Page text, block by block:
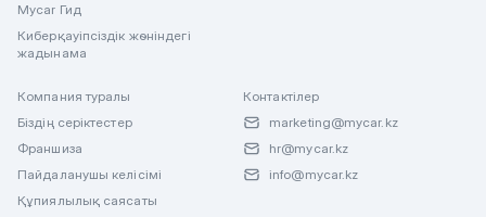
Mycar Гид
Киберқауіпсіздік жөніндегі
жадынама
Компания туралы
Біздің серіктестер
Франшиза
Пайдаланушы келісімі
Құпиялылық саясаты
Контактілер
marketing@mycar.kz
hr@mycar.kz
info@mycar.kz